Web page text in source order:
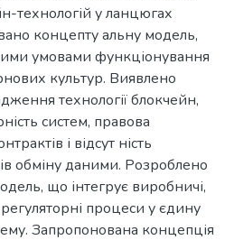
технологій у ланцюгах
концепту альну модель,
умовами функціонування
культур. Виявлено
технології блокчейн,
систем, правова
і відсут ність
обміну даними. Розроблено
що інтегрує виробничі,
регуляторні процеси у єдину
Запропонована концепція